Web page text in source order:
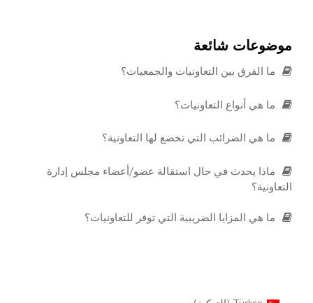
موضوعات شائعة
ما الفرق بين التعاونيات والجمعيات؟
ما هي أنواع التعاونيات؟
ما هي الضرائب التي تخضع لها التعاونية؟
ماذا يحدث في حال استقالة عضو/أعضاء مجلس إدارة
التعاونية؟
ما هي المزايا الضريبية التي توفر للتعاونيات؟